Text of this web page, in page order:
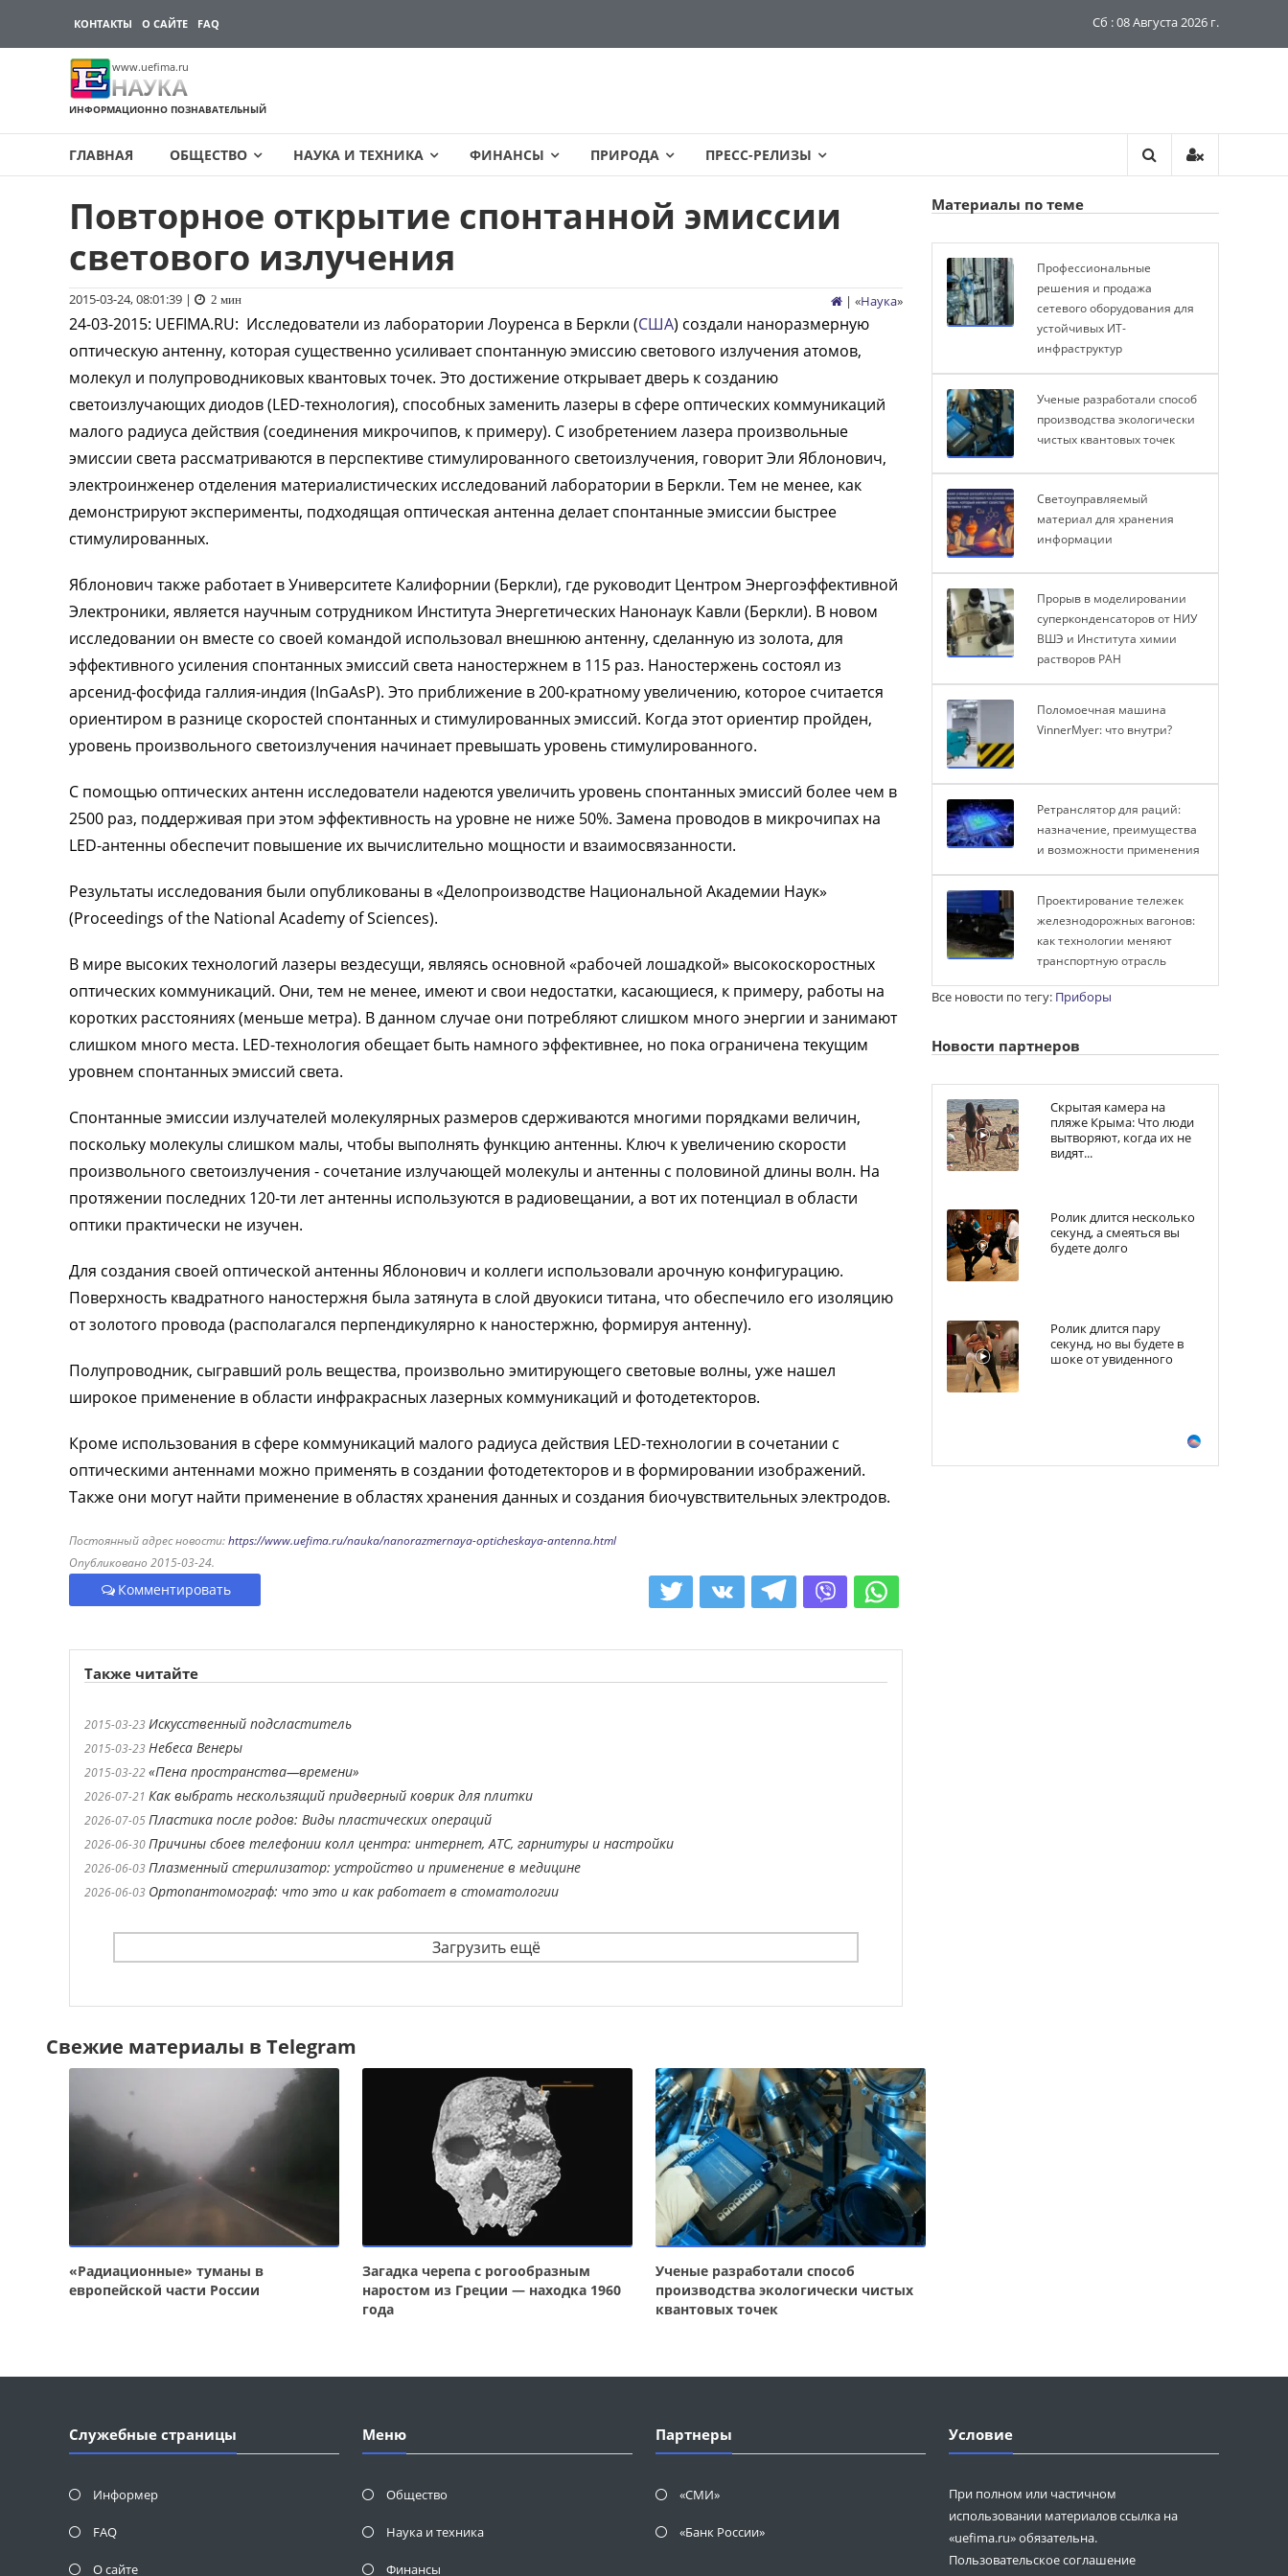
КОНТАКТЫ О САЙТЕ FAQ Сб : 08 Августа 2026 г.
www.uefima.ru
НАУКА
ИНФОРМАЦИОННО ПОЗНАВАТЕЛЬНЫЙ
ГЛАВНАЯ ОБЩЕСТВО НАУКА И ТЕХНИКА ФИНАНСЫ ПРИРОДА ПРЕСС-РЕЛИЗЫ
содержимому
Повторное открытие спонтанной эмиссии
светового излучения
2015-03-24, 08:01:39 | 2 мин | «Наука»
24-03-2015: UEFIMA.RU: Исследователи из лаборатории Лоуренса в Беркли (США) создали наноразмерную
оптическую антенну, которая существенно усиливает спонтанную эмиссию светового излучения атомов,
молекул и полупроводниковых квантовых точек. Это достижение открывает дверь к созданию
светоизлучающих диодов (LED-технология), способных заменить лазеры в сфере оптических коммуникаций
малого радиуса действия (соединения микрочипов, к примеру). С изобретением лазера произвольные
эмиссии света рассматриваются в перспективе стимулированного светоизлучения, говорит Эли Яблонович,
электроинженер отделения материалистических исследований лаборатории в Беркли. Тем не менее, как
демонстрируют эксперименты, подходящая оптическая антенна делает спонтанные эмиссии быстрее
стимулированных.
Яблонович также работает в Университете Калифорнии (Беркли), где руководит Центром Энергоэффективной
Электроники, является научным сотрудником Института Энергетических Нанонаук Кавли (Беркли). В новом
исследовании он вместе со своей командой использовал внешнюю антенну, сделанную из золота, для
эффективного усиления спонтанных эмиссий света наностержнем в 115 раз. Наностержень состоял из
арсенид-фосфида галлия-индия (InGaAsP). Это приближение в 200-кратному увеличению, которое считается
ориентиром в разнице скоростей спонтанных и стимулированных эмиссий. Когда этот ориентир пройден,
уровень произвольного светоизлучения начинает превышать уровень стимулированного.
С помощью оптических антенн исследователи надеются увеличить уровень спонтанных эмиссий более чем в
2500 раз, поддерживая при этом эффективность на уровне не ниже 50%. Замена проводов в микрочипах на
LED-антенны обеспечит повышение их вычислительно мощности и взаимосвязанности.
Результаты исследования были опубликованы в «Делопроизводстве Национальной Академии Наук»
(Proceedings of the National Academy of Sciences).
В мире высоких технологий лазеры вездесущи, являясь основной «рабочей лошадкой» высокоскоростных
оптических коммуникаций. Они, тем не менее, имеют и свои недостатки, касающиеся, к примеру, работы на
коротких расстояниях (меньше метра). В данном случае они потребляют слишком много энергии и занимают
слишком много места. LED-технология обещает быть намного эффективнее, но пока ограничена текущим
уровнем спонтанных эмиссий света.
Спонтанные эмиссии излучателей молекулярных размеров сдерживаются многими порядками величин,
поскольку молекулы слишком малы, чтобы выполнять функцию антенны. Ключ к увеличению скорости
произвольного светоизлучения - сочетание излучающей молекулы и антенны с половиной длины волн. На
протяжении последних 120-ти лет антенны используются в радиовещании, а вот их потенциал в области
оптики практически не изучен.
Для создания своей оптической антенны Яблонович и коллеги использовали арочную конфигурацию.
Поверхность квадратного наностержня была затянута в слой двуокиси титана, что обеспечило его изоляцию
от золотого провода (располагался перпендикулярно к наностержню, формируя антенну).
Полупроводник, сыгравший роль вещества, произвольно эмитирующего световые волны, уже нашел
широкое применение в области инфракрасных лазерных коммуникаций и фотодетекторов.
Кроме использования в сфере коммуникаций малого радиуса действия LED-технологии в сочетании с
оптическими антеннами можно применять в создании фотодетекторов и в формировании изображений.
Также они могут найти применение в областях хранения данных и создания биочувствительных электродов.
Постоянный адрес новости:https://www.uefima.ru/nauka/nanorazmernaya-opticheskaya-antenna.html
Опубликовано 2015-03-24.
Комментировать
Также читайте
2015-03-23Искусственный подсластитель
2015-03-23Небеса Венеры
2015-03-22«Пена пространства—времени»
2026-07-21 Как выбрать нескользящий придверный коврик для плитки
2026-07-05Пластика после родов: Виды пластических операций
2026-06-30Причины сбоев телефонии колл центра: интернет, АТС, гарнитуры и настройки
2026-06-03Плазменный стерилизатор: устройство и применение в медицине
2026-06-03 Ортопантомограф: что это и как работает в стоматологии
Загрузить ещё
Свежие материалы в Telegram
«Радиационные» туманы в
европейской части России
Загадка черепа с рогообразным
наростом из Греции — находка 1960
года
Ученые разработали способ
производства экологически чистых
квантовых точек
Материалы по теме
Профессиональные
решения и продажа
сетевого оборудования для
устойчивых ИТ-
инфраструктур
Ученые разработали способ
производства экологически
чистых квантовых точек
Светоуправляемый
материал для хранения
информации
Прорыв в моделировании
суперконденсаторов от НИУ
ВШЭ и Института химии
растворов РАН
Поломоечная машина
VinnerMyer: что внутри?
Ретранслятор для раций:
назначение, преимущества
и возможности применения
Проектирование тележек
железнодорожных вагонов:
как технологии меняют
транспортную отрасль
Все новости по тегу: Приборы
Новости партнеров
Скрытая камера на
пляже Крыма: Что люди
вытворяют, когда их не
видят...
Ролик длится несколько
секунд, а смеяться вы
будете долго
Ролик длится пару
секунд, но вы будете в
шоке от увиденного
Служебные страницы
Информер
FAQ
О сайте
Меню
Общество
Наука и техника
Финансы
Партнеры
«СМИ»
«Банк России»
Условие
При полном или частичном
использовании материалов ссылка на
«uefima.ru» обязательна.
Пользовательское соглашение